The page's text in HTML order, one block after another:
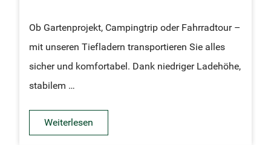
Ob Gartenprojekt, Campingtrip oder Fahrradtour –
mit unseren Tiefladern transportieren Sie alles
sicher und komfortabel. Dank niedriger Ladehöhe,
stabilem …
Weiterlesen